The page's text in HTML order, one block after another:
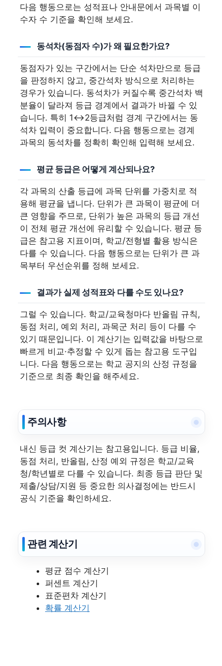
다음 행동으로는 성적표나 안내문에서 과목별 이
수자 수 기준을 확인해 보세요.
동석차(동점자 수)가 왜 필요한가요?
동점자가 있는 구간에서는 단순 석차만으로 등급
을 판정하지 않고, 중간석차 방식으로 처리하는
경우가 있습니다. 동석차가 커질수록 중간석차 백
분율이 달라져 등급 경계에서 결과가 바뀔 수 있
습니다. 특히 1↔2등급처럼 경계 구간에서는 동
석차 입력이 중요합니다. 다음 행동으로는 경계
과목의 동석차를 정확히 확인해 입력해 보세요.
평균 등급은 어떻게 계산되나요?
각 과목의 산출 등급에 과목 단위를 가중치로 적
용해 평균을 냅니다. 단위가 큰 과목이 평균에 더
큰 영향을 주므로, 단위가 높은 과목의 등급 개선
이 전체 평균 개선에 유리할 수 있습니다. 평균 등
급은 참고용 지표이며, 학교/전형별 활용 방식은
다를 수 있습니다. 다음 행동으로는 단위가 큰 과
목부터 우선순위를 정해 보세요.
결과가 실제 성적표와 다를 수도 있나요?
그럴 수 있습니다. 학교/교육청마다 반올림 규칙,
동점 처리, 예외 처리, 과목군 처리 등이 다를 수
있기 때문입니다. 이 계산기는 입력값을 바탕으로
빠르게 비교·추정할 수 있게 돕는 참고용 도구입
니다. 다음 행동으로는 학교 공지의 산정 규정을
기준으로 최종 확인을 해주세요.
주의사항
내신 등급 컷 계산기는 참고용입니다. 등급 비율,
동점 처리, 반올림, 산정 예외 규정은 학교/교육
청/학년별로 다를 수 있습니다. 최종 등급 판단 및
제출/상담/지원 등 중요한 의사결정에는 반드시
공식 기준을 확인하세요.
관련 계산기
평균 점수 계산기
퍼센트 계산기
표준편차 계산기
확률 계산기